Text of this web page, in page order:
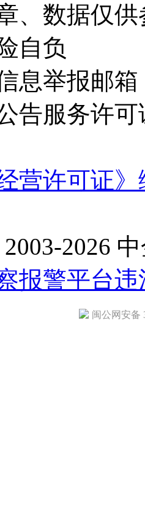
、数据仅
自负
息举报邮箱
服务许可
营许可证
2026
报警平台违
闽公网安备